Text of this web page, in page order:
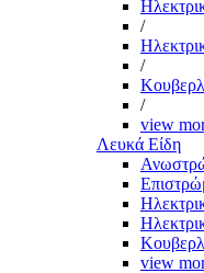
/
/
/
view
Λευκά Είδη
view